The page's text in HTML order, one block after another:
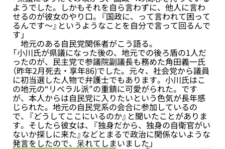
ようでした。しかもそれを自ら言わずに、他人に言わ
せるのが彼女のやり口。『国政に、って言われて困って
るんです～』というようなことを自分で言って回るんで
す」
地元のある自民党関係者がこう語る。
「小川氏が県議になった後の、地元での後ろ盾の1人だ
ったのが、民主党で参議院副議長も務めた角田義一氏
（昨年2月死去・享年86)でした。元々、社会党から議員
に初当選した人物で弁護士でもあります。小川氏はこ
の地元の“リベラル派”の重鎮に可愛がられた。です
が、本人からは自民党に入りたいという色気が長年感
じられた。地元の自民党系の会合に参加しているの
で、『どうしてここにいるのか』と聞いたことがありま
す。そしたら彼女は、『独身だから、独身の自衛官がい
ないか探しに来た』などとまるで政治に関係ないような
発言をしたので、呆れてしまいました」